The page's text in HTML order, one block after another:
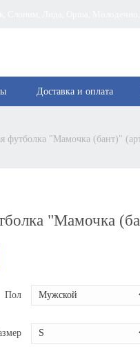
Доставка и оплата
футболка "Мамочка (бант)"
"Мамочка
Пол